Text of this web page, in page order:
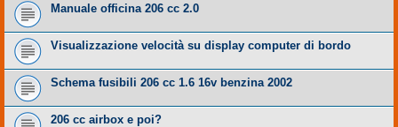
Manuale officina 206 cc 2.0
Visualizzazione velocità su display computer di bordo
Schema fusibili 206 cc 1.6 16v benzina 2002
206 cc airbox e poi?